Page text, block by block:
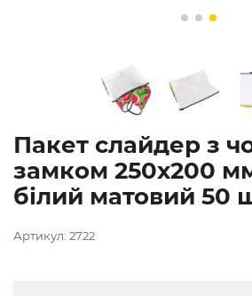
Пакет слайдер з
замком 250х200
білий матовий 50
Артикул: 2722